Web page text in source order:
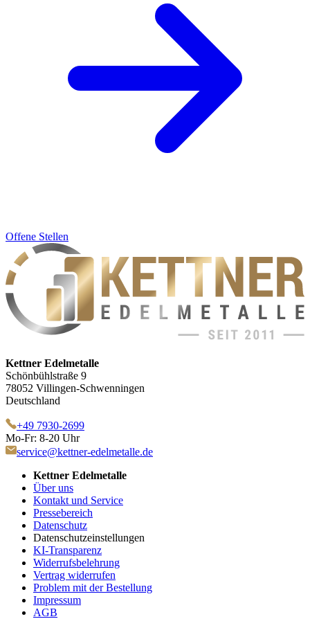
Offene Stellen
Kettner Edelmetalle
Schönbühlstraße 9
78052 Villingen-Schwenningen
Deutschland
+49 7930-2699
Mo-Fr: 8-20 Uhr
service@kettner-edelmetalle.de
Kettner Edelmetalle
Über uns
Kontakt und Service
Pressebereich
Datenschutz
Datenschutzeinstellungen
KI-Transparenz
Widerrufsbelehrung
Vertrag widerrufen
Problem mit der Bestellung
Impressum
AGB